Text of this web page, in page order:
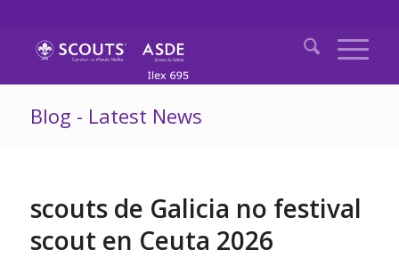
Blog - Latest News
scouts de Galicia no festival
scout en Ceuta 2026